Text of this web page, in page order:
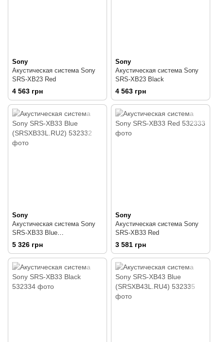
Sony
Акустическая система Sony
SRS-XB23 Red
4 563 грн
Sony
Акустическая система Sony
SRS-XB23 Black
4 563 грн
Sony
Акустическая система Sony
SRS-XB33 Blue
(SRSXB33L.RU2)
5 326 грн
Sony
Акустическая система Sony
SRS-XB33 Red
3 581 грн